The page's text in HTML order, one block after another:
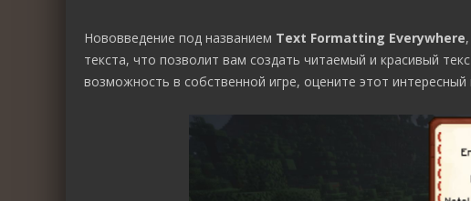
Нововведение под названием Text Formatting Everywhere
текста, что позволит вам создать читаемый и красивый
возможность в собственной игре, оцените этот интересный